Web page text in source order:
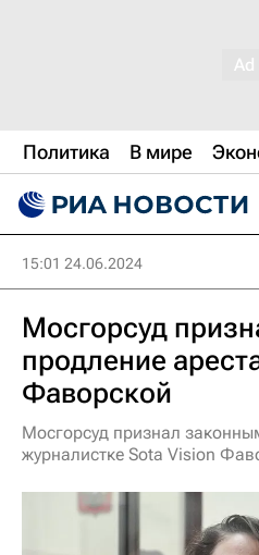
Политика В мире
15:01 24.06.2024
Мосгорсуд
продление
Фаворской
Мосгорсуд признал
журналистке Sota Vision